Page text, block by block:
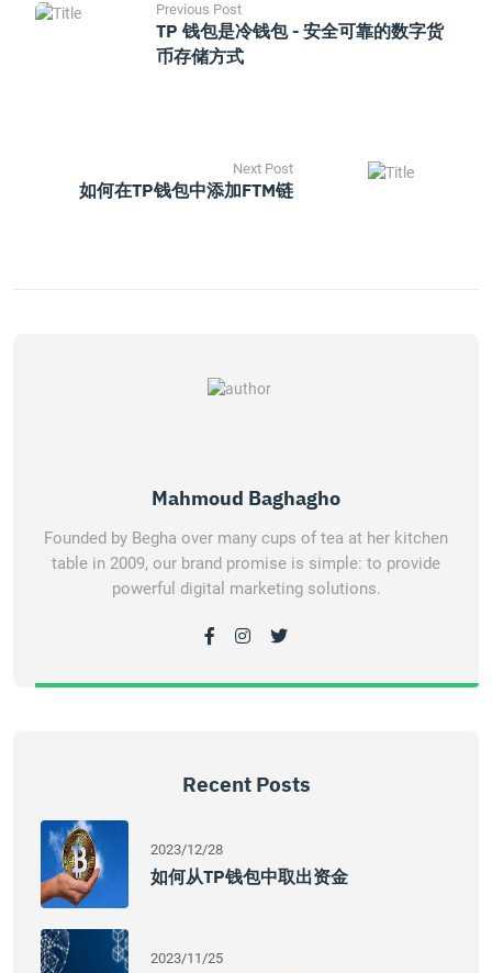
Previous Post
TP 钱包是冷钱包 - 安全可靠的数字货
币存储方式
Next Post
如何在TP钱包中添加FTM链
Mahmoud Baghagho
Founded by Begha over many cups of tea at her kitchen
table in 2009, our brand promise is simple: to provide
powerful digital marketing solutions.
Recent Posts
2023/12/28
如何从TP钱包中取出资金
2023/11/25